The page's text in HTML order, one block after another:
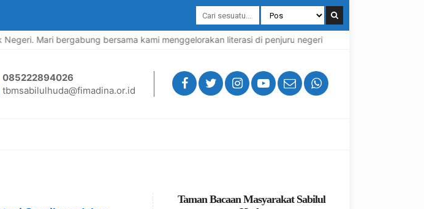
Mari bergabung bersama kami menggelorakan literasi di penjuru negeri
085222894026
tbmsabilulhuda@fimadina.or.id
Taman Bacaan Masyarakat Sabilul